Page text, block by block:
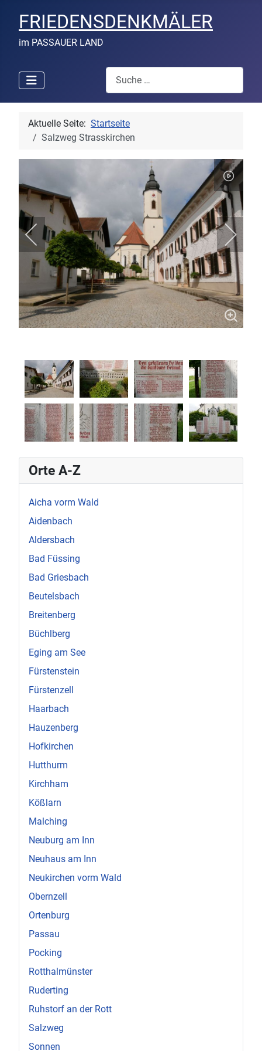
FRIEDENSDENKMÄLER
im PASSAUER LAND
Suchen
Aktuelle Seite: Startseite
Salzweg Strasskirchen
Orte A-Z
Aicha vorm Wald
Aidenbach
Aldersbach
Bad Füssing
Bad Griesbach
Beutelsbach
Breitenberg
Büchlberg
Eging am See
Fürstenstein
Fürstenzell
Haarbach
Hauzenberg
Hofkirchen
Hutthurm
Kirchham
Kößlarn
Malching
Neuburg am Inn
Neuhaus am Inn
Neukirchen vorm Wald
Obernzell
Ortenburg
Passau
Pocking
Rotthalmünster
Ruderting
Ruhstorf an der Rott
Salzweg
Sonnen